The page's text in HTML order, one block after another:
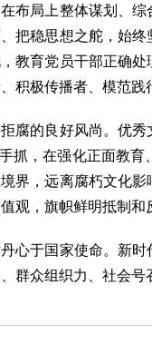
布局上整体谋划、
把稳思想之舵，始
教育党员干部正确
积极传播者、模范践
的良好风尚。优秀
抓，在强化正面教
界，远离腐朽文化
观，旗帜鲜明抵制
于国家使命。新时
群众组织力、社会